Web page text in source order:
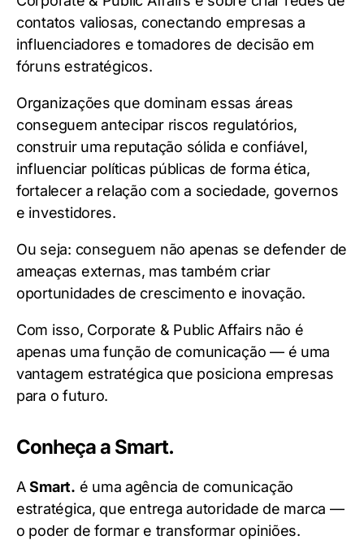
contatos valiosas, conectando empresas a
influenciadores e tomadores de decisão em
fóruns estratégicos.
Organizações que dominam essas áreas
conseguem antecipar riscos regulatórios,
construir uma reputação sólida e confiável,
influenciar políticas públicas de forma ética,
fortalecer a relação com a sociedade, governos
e investidores.
Ou seja: conseguem não apenas se defender de
ameaças externas, mas também criar
oportunidades de crescimento e inovação.
Com isso, Corporate & Public Affairs não é
apenas uma função de comunicação — é uma
vantagem estratégica que posiciona empresas
para o futuro.
Conheça a Smart.
ASmart. é uma agência de comunicação
estratégica, que entrega autoridade de marca —
o poder de formar e transformar opiniões.